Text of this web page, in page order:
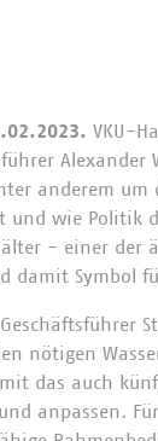
VKU-
Alexander
anderem
und wie Politik
- einer der
damit Symbol
nötigen
das auch
anpassen.